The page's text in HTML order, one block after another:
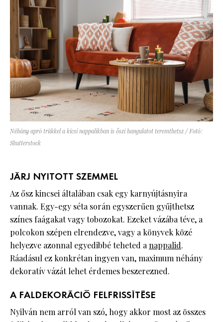
Néhány apró trükkel a kicsi nappalikban is őszi hangulatot teremthetsz / Fotó:
Shutterstock
JÁRJ NYITOTT SZEMMEL
Az ősz kincsei általában csak egy karnyújtásnyira
vannak. Egy-egy séta során egyszerűen gyűjthetsz
színes faágakat vagy tobozokat. Ezeket vázába téve, a
polcokon szépen elrendezve, vagy a könyvek közé
helyezve azonnal egyedibbé teheted anappalid.
Ráadásul ez konkrétan ingyen van, maximum néhány
dekoratív vázát lehet érdemes beszerezned.
A FALDEKORÁCIÓ FELFRISSÍTÉSE
Nyilván nem arról van szó, hogy akkor most az összes